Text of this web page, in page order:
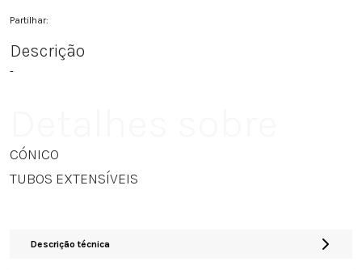
Partilhar:
Descrição
-
CÓNICO
TUBOS EXTENSÍVEIS
Descrição técnica